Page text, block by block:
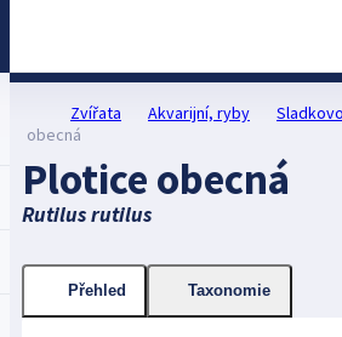
Zvířata Akvarijní, ryby
obecná
Plotice obecná
Rutilus rutilus
Přehled Taxonomie